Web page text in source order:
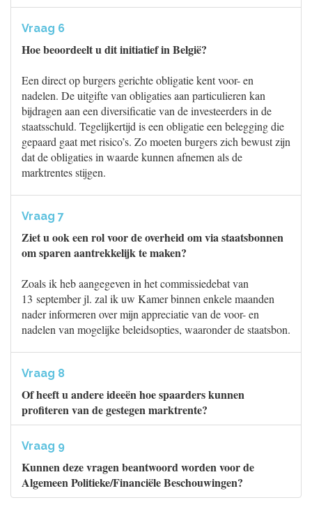
Vraag 6
Hoe beoordeelt u dit initiatief in België?
Een direct op burgers gerichte obligatie kent voor- en
nadelen. De uitgifte van obligaties aan particulieren kan
bijdragen aan een diversificatie van de investeerders in de
staatsschuld. Tegelijkertijd is een obligatie een belegging die
gepaard gaat met risico’s. Zo moeten burgers zich bewust zijn
dat de obligaties in waarde kunnen afnemen als de
marktrentes stijgen.
Vraag 7
Ziet u ook een rol voor de overheid om via staatsbonnen
om sparen aantrekkelijk te maken?
Zoals ik heb aangegeven in het commissiedebat van
13 september jl. zal ik uw Kamer binnen enkele maanden
nader informeren over mijn appreciatie van de voor- en
nadelen van mogelijke beleidsopties, waaronder de staatsbon.
Vraag 8
Of heeft u andere ideeën hoe spaarders kunnen
profiteren van de gestegen marktrente?
Vraag 9
Kunnen deze vragen beantwoord worden voor de
Algemeen Politieke/Financiële Beschouwingen?